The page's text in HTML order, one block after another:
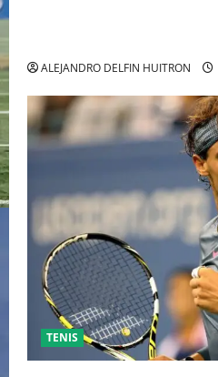
ALEJANDRO DELFIN HUITRON
TENIS